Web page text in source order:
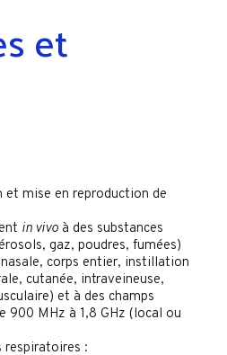
et
mise en reproduction de
in vivo à des substances
gaz, poudres, fumées)
corps entier, instillation
cutanée, intraveineuse,
et à des champs
900 MHz à 1,8 GHz (local ou
respiratoires :